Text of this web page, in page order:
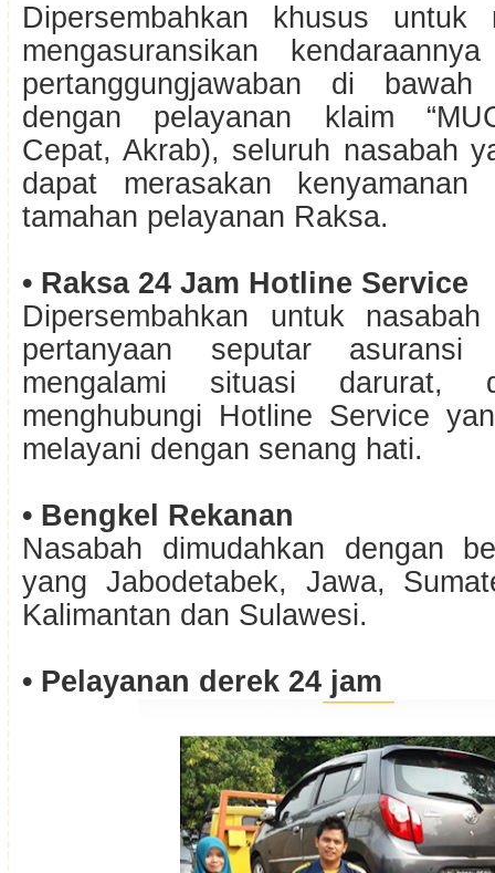
Dipersembahkan khusus untuk
mengasuransikan
pertanggungjawaban di
dengan pelayanan klaim
Cepat, Akrab), seluruh nasabah
dapat merasakan kenyamanan
tamahan pelayanan Raksa.
• Raksa 24 Jam Hotline Service
Dipersembahkan untuk
pertanyaan seputar
mengalami situasi darurat,
menghubungi Hotline Service
melayani dengan senang hati.
• Bengkel Rekanan
Nasabah dimudahkan dengan
yang Jabodetabek, Jawa,
Kalimantan dan Sulawesi.
• Pelayanan derek 24 jam